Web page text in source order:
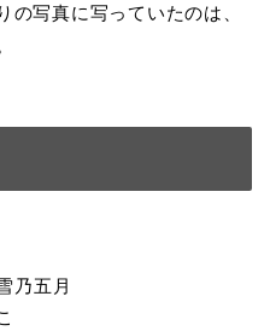
の写真に写っていたのは、
乃五月